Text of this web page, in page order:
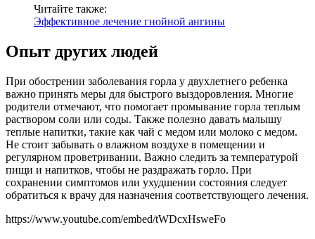
Читайте также:
Эффективное лечение гнойной ангины
Опыт других людей
При обострении заболевания горла у двухлетнего ребенка
важно принять меры для быстрого выздоровления. Многие
родители отмечают, что помогает промывание горла теплым
раствором соли или соды. Также полезно давать малышу
теплые напитки, такие как чай с медом или молоко с медом.
Не стоит забывать о влажном воздухе в помещении и
регулярном проветривании. Важно следить за температурой
пищи и напитков, чтобы не раздражать горло. При
сохранении симптомов или ухудшении состояния следует
обратиться к врачу для назначения соответствующего лечения.
https://www.youtube.com/embed/tWDcxHsweFo